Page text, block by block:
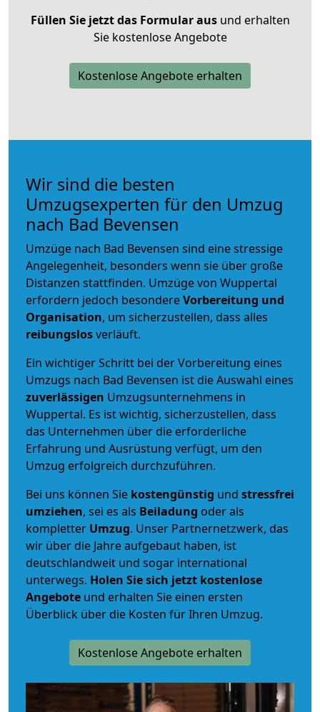
Füllen Sie jetzt das Formular ausund erhalten
Sie kostenlose Angebote
Kostenlose Angebote erhalten
Wir sind die besten
Umzugsexperten für den Umzug
nach Bad Bevensen
Umzüge nach Bad Bevensen sind eine stressige
Angelegenheit, besonders wenn sie über große
Distanzen stattfinden. Umzüge von Wuppertal
erfordern jedoch besondereVorbereitung und
Organisation, um sicherzustellen, dass alles
reibungslosverläuft.
Ein wichtiger Schritt bei der Vorbereitung eines
Umzugs nach Bad Bevensen ist die Auswahl eines
zuverlässigen Umzugsunternehmens in
Wuppertal. Es ist wichtig, sicherzustellen, dass
das Unternehmen über die erforderliche
Erfahrung und Ausrüstung verfügt, um den
Umzug erfolgreich durchzuführen.
Bei uns können Sie kostengünstig und stressfrei
umziehen, sei es als Beiladung oder als
kompletter Umzug. Unser Partnernetzwerk, das
wir über die Jahre aufgebaut haben, ist
deutschlandweit und sogar international
unterwegs. Holen Sie sich jetzt kostenlose
Angebote und erhalten Sie einen ersten
Überblick über die Kosten für Ihren Umzug.
Kostenlose Angebote erhalten